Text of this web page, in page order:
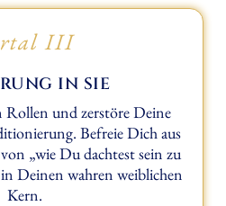
III
IN SIE
Rollen und zerstöre Deine
Befreie Dich aus
„wie Du dachtest sein zu
Deinen wahren weiblichen
Kern.